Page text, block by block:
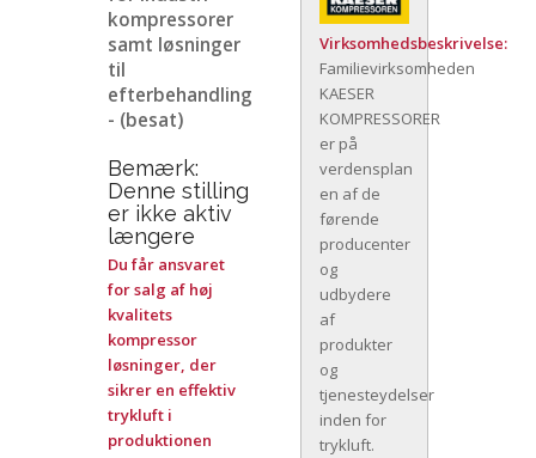
kompressorer
samt løsninger
til
efterbehandling
- (besat)
Bemærk:
Denne stilling
er ikke aktiv
længere
Du får ansvaret
for salg af høj
kvalitets
kompressor
løsninger, der
sikrer en effektiv
trykluft i
produktionen
Virksomhedsbeskrivelse:
Familievirksomheden
KAESER
KOMPRESSORER
er på
verdensplan
en af de
førende
producenter
og
udbydere
af
produkter
og
tjenesteydelser
inden for
trykluft.